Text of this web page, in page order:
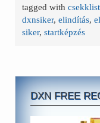
tagged with
dxnsiker,elindítás,
siker,startképzés
DXN FREE